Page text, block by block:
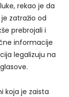
rekao je da
zatražio od
prebrojali i
informacije
legalizuju na
koja je zaista